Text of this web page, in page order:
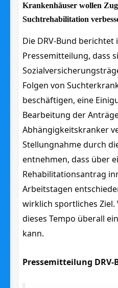
Krankenhäuser wollen
Suchtrehabilitation
Die DRV-Bund berichtet
Pressemitteilung, dass
Folgen von
beschäftigen, eine
Bearbeitung der
Abhängigkeitskranker
Stellungnahme durch
entnehmen, dass über
Rehabilitationsantrag
Arbeitstagen
wirklich sportliches Ziel.
dieses Tempo überall
kann.
Pressemitteilung DRV-